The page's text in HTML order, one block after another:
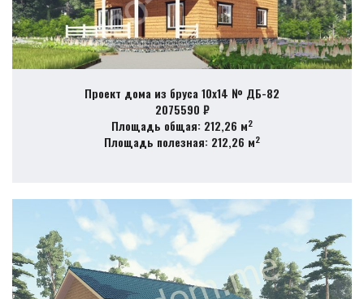
Проект дома из бруса 10х14 № ДБ-82
2075590 ₽
Площадь общая: 212,26 м2
Площадь полезная: 212,26 м2